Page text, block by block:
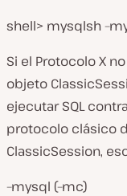
shell> mysqlsh
Si el Protocolo X
objeto
ejecutar SQL
protocolo clásico
ClassicSession,
–mysql (–mc)